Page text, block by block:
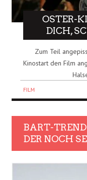
OSTER-
DICH,
Zum Teil
Kinostart den Film
FILM
BART-
DER NOCH